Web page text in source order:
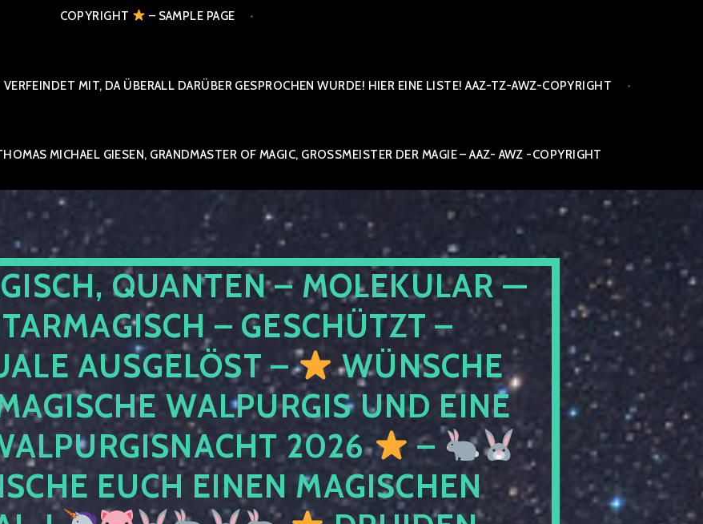
PYRIGHT
– SAMPLE PAGE
VERFEINDET MIT, DA ÜBERALL DARÜBER GESPROCHEN WURDE! HIER EINE LISTE! AAZ-TZ-AWZ-COPYRIGHT
MICHAEL GIESEN, GRANDMASTER OF MAGIC, GROSSMEISTER DER MAGIE – AAZ- AWZ -COPYRIGHT
QUANTEN – MOLEKULAR —
– GESCHÜTZT –
AUSGELÖST –
WÜNSCHE
WALPURGIS UND EINE
2026
–
EUCH EINEN MAGISCHEN